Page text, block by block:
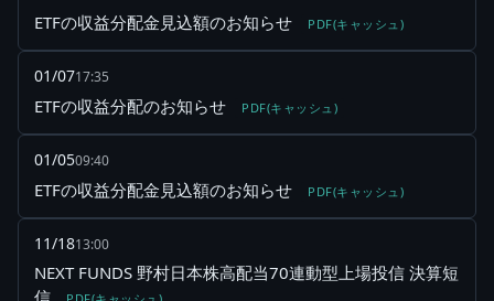
ETFの収益分配金見込額のお知らせ PDF(キャッシュ)
01/0717:35
ETFの収益分配のお知らせ PDF(キャッシュ)
01/0509:40
ETFの収益分配金見込額のお知らせ PDF(キャッシュ)
11/1813:00
NEXT FUNDS 野村日本株高配当70連動型上場投信 決算短